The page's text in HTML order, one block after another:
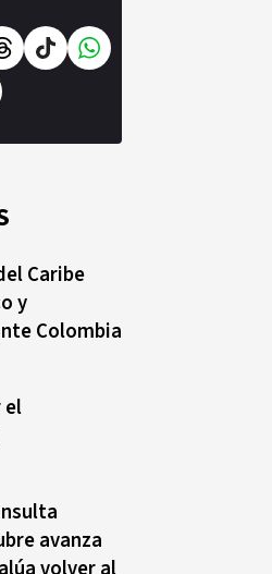
Caribe
y
Colombia
el
avanza